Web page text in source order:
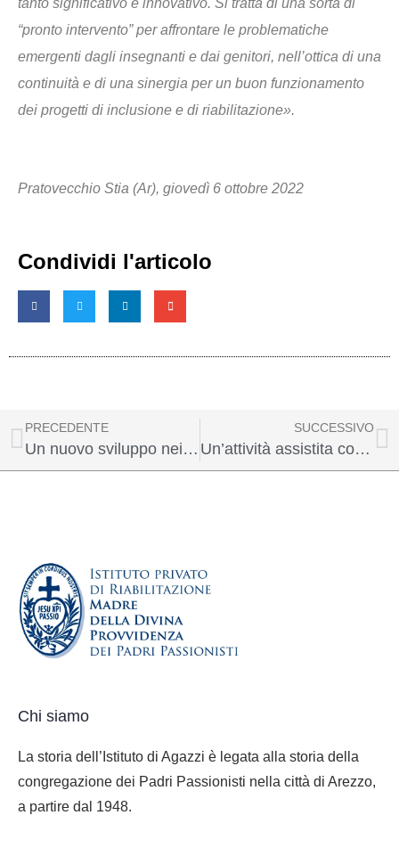
“pronto intervento” per affrontare le problematiche
emergenti dagli insegnanti e dai genitori, nell’ottica di una
continuità e di una sinergia per un buon funzionamento
dei progetti di inclusione e di riabilitazione».
Pratovecchio Stia (Ar), giovedì 6 ottobre 2022
Condividi l'articolo
PRECEDENTE
Un nuovo sviluppo nei trattamenti di logopedia dell’Istituto di Agazzi
SUCCESSIVO
Un’attività assistita con gli animali al centro Auryn dell’Istituto di Agazzi
Chi siamo
La storia dell’Istituto di Agazzi è legata alla storia della
congregazione dei Padri Passionisti nella città di Arezzo,
a partire dal 1948.